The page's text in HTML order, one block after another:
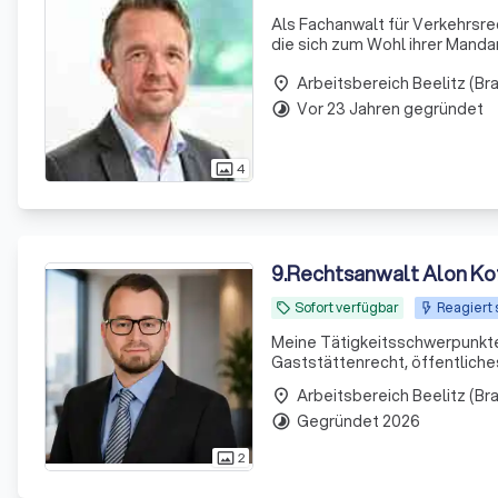
photo_size_select_actual4
Als Fachanwalt für
die sich zum Wohl ihrer
place Arbeitsbereich Beelitz
timelapse Vor 23 Jahren gegründet
photo_size_select_actual2
9.Rechtsanwalt Alon
local_offer Sofort verfügbar Reagiert
Meine
Gaststättenrecht,
place Arbeitsbereich Beelitz
timelapse Gegründet 2026